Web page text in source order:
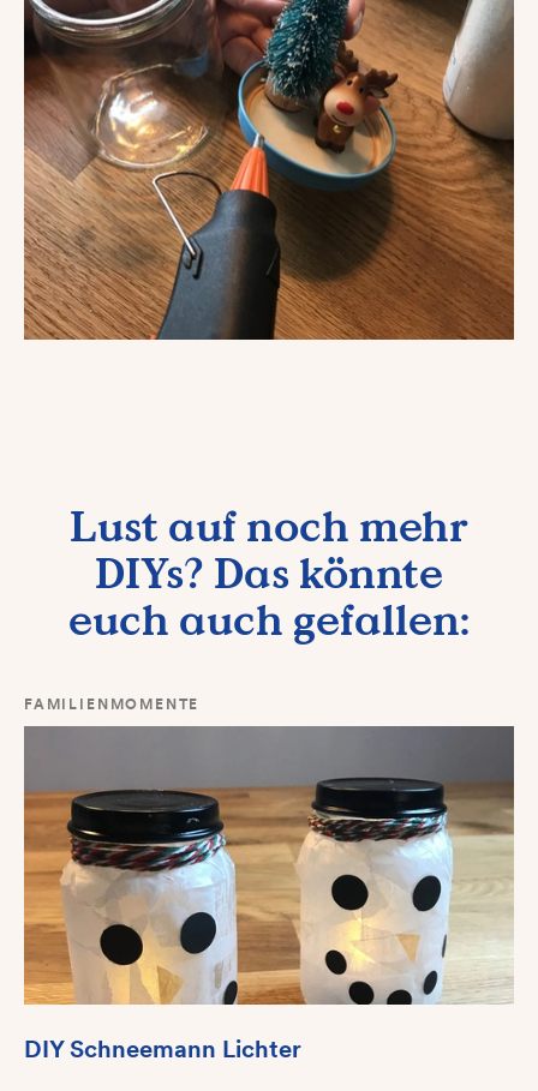
Lust auf noch mehr
DIYs? Das könnte
euch auch gefallen:
FAMILIENMOMENTE
DIY Schneemann Lichter